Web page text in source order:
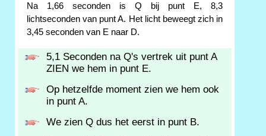
Na 1,66 seconden is Q bij punt E, 8,3
lichtseconden van punt A. Het licht beweegt zich in
3,45 seconden van E naar D.
5,1 Seconden na Q's vertrek uit punt A
ZIEN we hem in punt E.
Op hetzelfde moment zien we hem ook
in punt A.
We zien Q dus het eerst in punt B.